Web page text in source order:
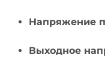
Напряжение
Выходное